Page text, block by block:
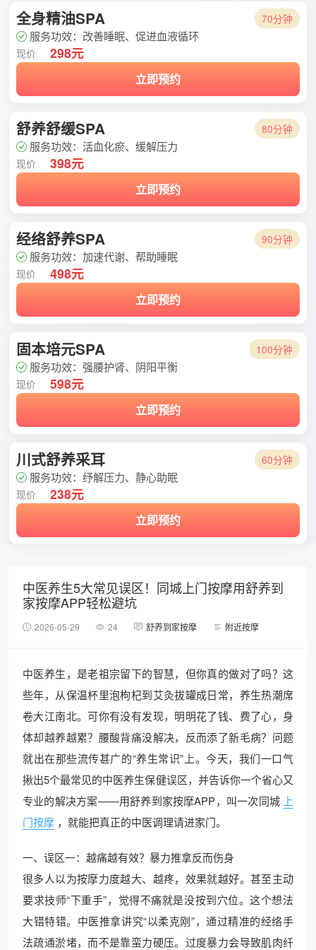
全身精油SPA 70分钟
服务功效：改善睡眠、促进血液循环
现价 298元
立即预约
舒养舒缓SPA 80分钟
服务功效：活血化瘀、缓解压力
现价 398元
立即预约
经络舒养SPA 90分钟
服务功效：加速代谢、帮助睡眠
现价 498元
立即预约
固本培元SPA 100分钟
服务功效：强腰护肾、阴阳平衡
现价 598元
立即预约
川式舒养采耳 60分钟
服务功效：纾解压力、静心助眠
现价 238元
立即预约
中医养生5大常见误区！同城上门按摩用舒养到
家按摩APP轻松避坑
2026-05-29 24 舒养到家按摩 附近按摩
中医养生，是老祖宗留下的智慧，但你真的做对了吗？这
些年，从保温杯里泡枸杞到艾灸拔罐成日常，养生热潮席
卷大江南北。可你有没有发现，明明花了钱、费了心，身
体却越养越累？腰酸背痛没解决，反而添了新毛病？问题
就出在那些流传甚广的“养生常识”上。今天，我们一口气
揪出5个最常见的中医养生保健误区，并告诉你一个省心又
专业的解决方案——用舒养到家按摩APP，叫一次同城 上
门按摩 ，就能把真正的中医调理请进家门。
一、误区一：越痛越有效？暴力推拿反而伤身
很多人以为按摩力度越大、越疼，效果就越好。甚至主动
要求技师“下重手”，觉得不痛就是没按到穴位。这个想法
大错特错。中医推拿讲究“以柔克刚”，通过精准的经络手
法疏通淤堵，而不是靠蛮力硬压。过度暴力会导致肌肉纤